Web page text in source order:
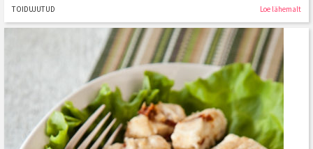
TOIDUJUTUD Loe lähemalt